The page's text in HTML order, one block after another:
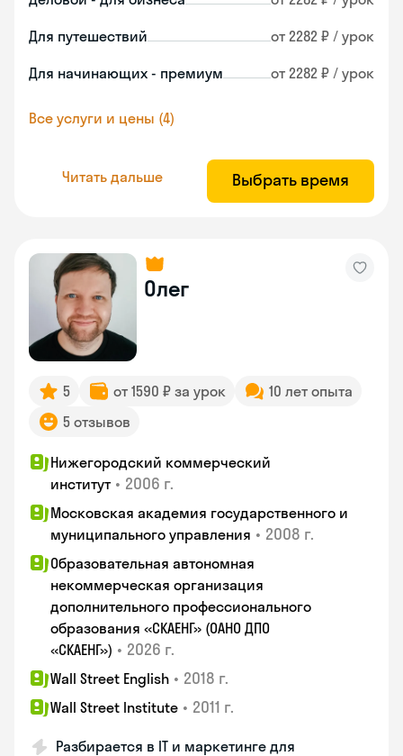
Для путешествий от 2282 ₽ / урок
Для начинающих - премиум от 2282 ₽ / урок
Все услуги и цены (4)
Читать дальше Выбрать время
Олег
5 от 1590 ₽ за урок
10 лет опыта
5 отзывов
Нижегородский коммерческий
институт • 2006 г.
Московская академия государственного и
муниципального управления • 2008 г.
Образовательная автономная
некоммерческая организация
дополнительного профессионального
образования «СКАЕНГ» (ОАНО ДПО
«СКАЕНГ») • 2026 г.
Wall Street English • 2018 г.
Wall Street Institute • 2011 г.
Разбирается в IT и маркетинге для